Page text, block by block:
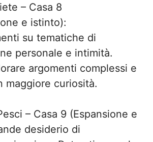
– Casa 8
e istinto):
su tematiche di
personale e intimità.
argomenti complessi e
maggiore curiosità.
– Casa 9 (Espansione e
desiderio di